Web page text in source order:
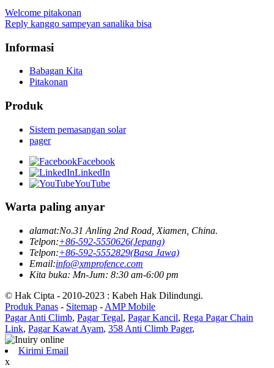
Welcome pitakonan
Reply kanggo sampeyan sanalika bisa
Informasi
Babagan Kita
Pitakonan
Produk
Sistem pemasangan solar
pager
Facebook
LinkedIn
YouTube
Warta paling anyar
alamat:No.31 Anling 2nd Road, Xiamen, China.
Telpon:+86-592-5550626(Jepang)
Telpon:+86-592-5552829(Basa Jawa)
Email:info@xmprofence.com
Kita buka: Mn-Jum: 8:30 am-6:00 pm
© Hak Cipta - 2010-2023 : Kabeh Hak Dilindungi.
Produk Panas - Sitemap - AMP Mobile
Pagar Anti Climb, Pagar Tegal, Pagar Kancil, Rega Pagar Chain
Link, Pagar Kawat Ayam, 358 Anti Climb Pager,
Kirimi Email
x